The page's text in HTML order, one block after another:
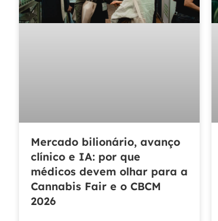
Mercado bilionário, avanço
clínico e IA: por que
médicos devem olhar para a
Cannabis Fair e o CBCM
2026